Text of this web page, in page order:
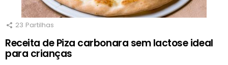
23 Partilhas
Receita de Piza carbonara sem lactose ideal
para crianças